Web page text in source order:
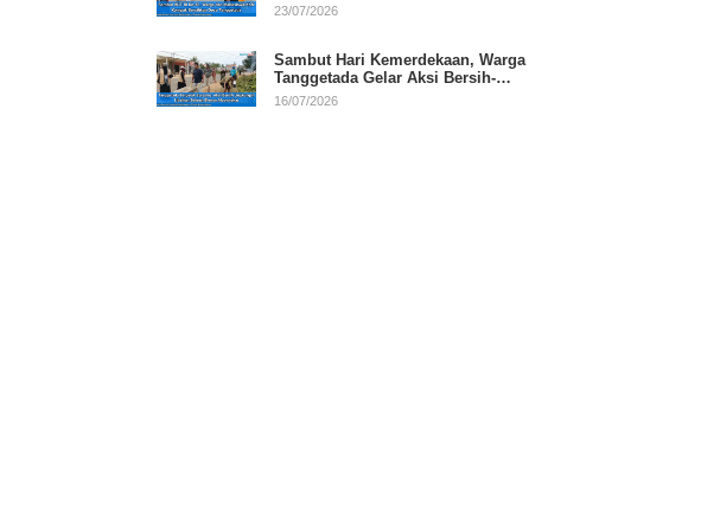
RI
23/07/2026
Sambut Hari Kemerdekaan, Warga
Tanggetada Gelar Aksi Bersih-
Bersih Desa
16/07/2026